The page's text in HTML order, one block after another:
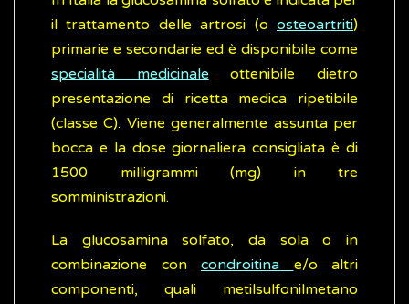
il trattamento delle artrosi (o osteoartriti)
primarie e secondarie ed è disponibile come
specialità medicinale ottenibile dietro
presentazione di ricetta medica ripetibile
(classe C). Viene generalmente assunta per
bocca e la dose giornaliera consigliata è di
1500 milligrammi (mg) in tre
somministrazioni.
La glucosamina solfato, da sola o in
combinazione con condroitina e/o altri
componenti, quali metilsulfonilmetano